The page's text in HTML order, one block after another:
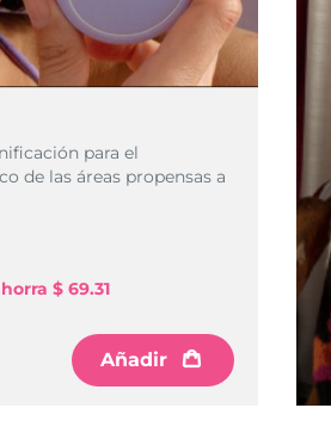
para el
de las áreas propensas a
$ 69.31
Añadir